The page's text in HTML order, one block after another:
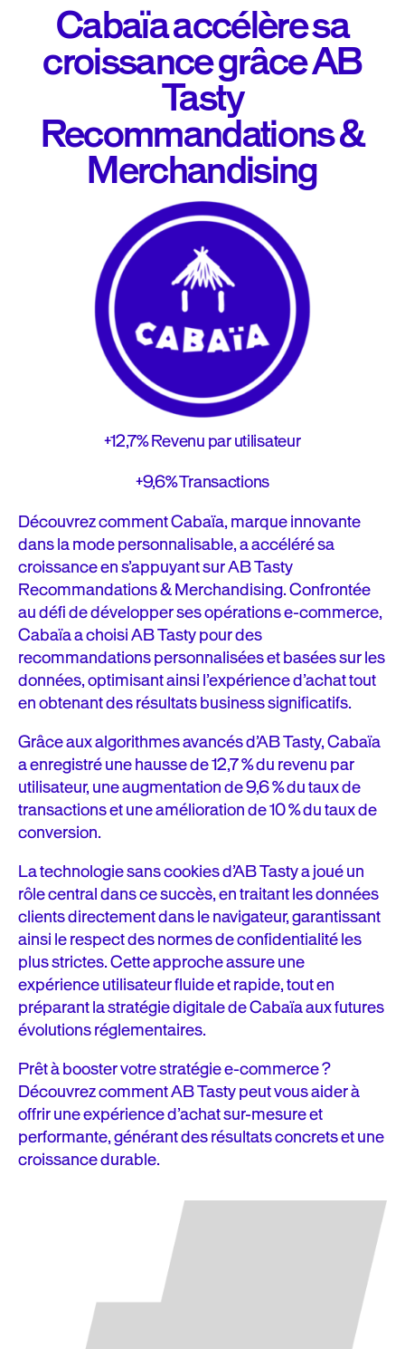
Cabaïa accélère sa
croissance grâce AB
Tasty
Recommandations &
Merchandising
+12,7%Revenu par utilisateur
+9,6%Transactions
Découvrez comment Cabaïa, marque innovante
dans la mode personnalisable, a accéléré sa
croissance en s’appuyant sur AB Tasty
Recommandations & Merchandising. Confrontée
au défi de développer ses opérations e-commerce,
Cabaïa a choisi AB Tasty pour des
recommandations personnalisées et basées sur les
données, optimisant ainsi l’expérience d’achat tout
en obtenant des résultats business significatifs.
Grâce aux algorithmes avancés d’AB Tasty, Cabaïa
a enregistré une hausse de 12,7 % du revenu par
utilisateur, une augmentation de 9,6 % du taux de
transactions et une amélioration de 10 % du taux de
conversion.
La technologie sans cookies d’AB Tasty a joué un
rôle central dans ce succès, en traitant les données
clients directement dans le navigateur, garantissant
ainsi le respect des normes de confidentialité les
plus strictes. Cette approche assure une
expérience utilisateur fluide et rapide, tout en
préparant la stratégie digitale de Cabaïa aux futures
évolutions réglementaires.
Prêt à booster votre stratégie e-commerce ?
Découvrez comment AB Tasty peut vous aider à
offrir une expérience d’achat sur-mesure et
performante, générant des résultats concrets et une
croissance durable.